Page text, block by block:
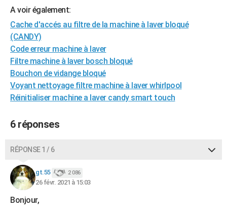
Destinations
City break
Voyage nature
Voyage de noces
Forum
Climat
+PHOTO
GUIDES D'ACHAT
BONS PLANS
CARTE DE VOEUX
Carte de Noël
Carte Bonne année
Carte Saint-Valentin
Carte Pâques
Carte d'anniversaire
Dictionnaire
Biographies
Citations
Expressions
Proverbes
PROGRAMME TV
COPAINS D'AVANT
S'inscrire
Se connecter
Lycées
Collèges
Primaires
Universités
Entreprises
Service militaire
Avis de recherche
AVIS DE DÉCÈS
FORUM
Bricolage
Lifestyle
Culture
Television
Voyage
Cinema
A voir également:
Cache d'accés au filtre de la machine à laver bloqué
(CANDY)
Code erreur machine à laver
Filtre machine à laver bosch bloqué
Bouchon de vidange bloqué
Voyant nettoyage filtre machine à laver whirlpool
Réinitialiser machine a laver candy smart touch
6 réponses
RÉPONSE 1 / 6
gt.55 2 086
26 févr. 2021 à 15:03
Bonjour,